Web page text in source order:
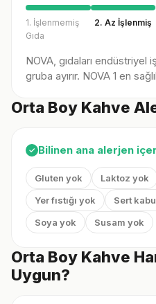
1. İşlenmemiş
Gıda
2. Az İşlenmiş
NOVA, gıdaları
gruba ayırır. NOVA 1 en
Orta Boy Kahve
✓ Bilinen ana alerjen
Gluten yok Laktoz yok
Yer fıstığı yok
Sert
Soya yok
Susam yok
Orta Boy Kahve
Uygun?